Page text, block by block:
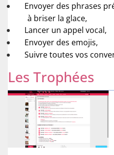
Envoyer des phrases
à briser la glace,
Lancer un appel vocal,
Envoyer des emojis,
Suivre toutes vos
Les Trophées